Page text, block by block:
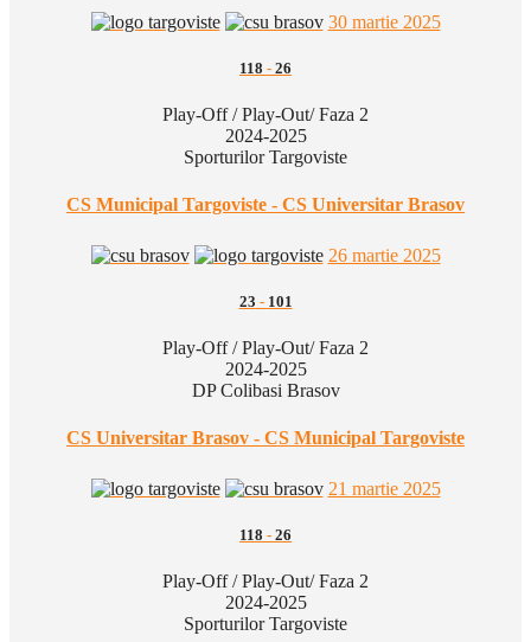
30 martie 2025
118 - 26
Play-Off / Play-Out/ Faza 2
2024-2025
Sporturilor Targoviste
CS Municipal Targoviste - CS Universitar Brasov
26 martie 2025
23 - 101
Play-Off / Play-Out/ Faza 2
2024-2025
DP Colibasi Brasov
CS Universitar Brasov - CS Municipal Targoviste
21 martie 2025
118 - 26
Play-Off / Play-Out/ Faza 2
2024-2025
Sporturilor Targoviste